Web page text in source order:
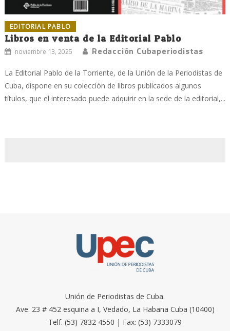
EDITORIAL PABLO
Libros en venta de la Editorial Pablo
noviembre 13, 2025 Redacción Cubaperiodistas
La Editorial Pablo de la Torriente, de la Unión de la Periodistas de
Cuba, dispone en su colección de libros publicados algunos
títulos, que el interesado puede adquirir en la sede de la editorial,...
Unión de Periodistas de Cuba.
Ave. 23 # 452 esquina a I, Vedado, La Habana Cuba (10400)
Telf. (53) 7832 4550 | Fax: (53) 7333079